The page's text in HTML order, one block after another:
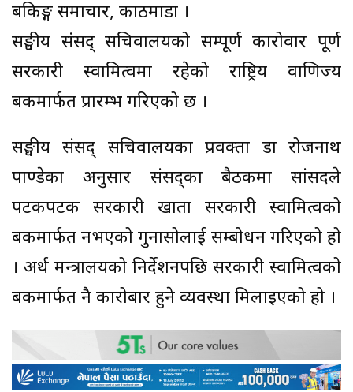
बैंकिङ्ग समाचार, काठमाडौं ।
सङ्घीय संसद् सचिवालयको सम्पूर्ण कारोवार पूर्ण
सरकारी स्वामित्वमा रहेको राष्ट्रिय वाणिज्य
बैंकमार्फत प्रारम्भ गरिएको छ ।
सङ्घीय संसद् सचिवालयका प्रवक्ता डा रोजनाथ
पाण्डेका अनुसार संसद्का बैठकमा सांसदले
पटकपटक सरकारी खाता सरकारी स्वामित्वको
बैंकमार्फत नभएको गुनासोलाई सम्बोधन गरिएको हो
। अर्थ मन्त्रालयको निर्देशनपछि सरकारी स्वामित्वको
बैंकमार्फत नै कारोबार हुने व्यवस्था मिलाइएको हो ।